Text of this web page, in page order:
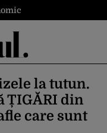
la tutun.
ȚIGĂRI din
care sunt